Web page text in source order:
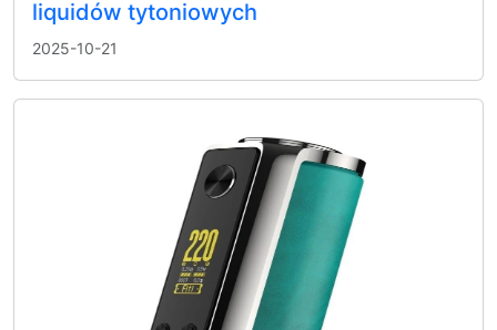
liquidów tytoniowych
2025-10-21